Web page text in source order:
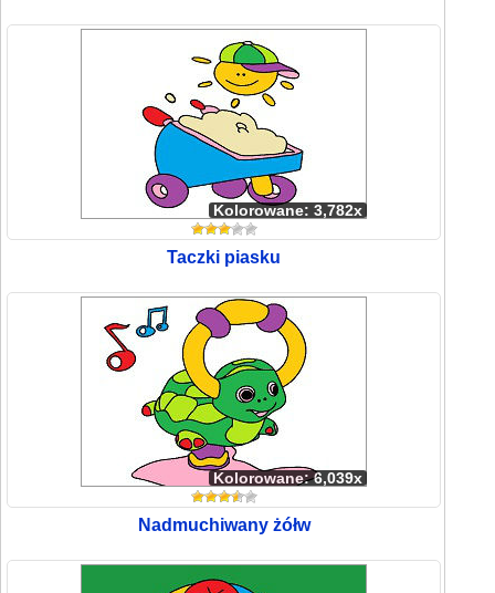
Kolorowane: 3,782x
Taczki piasku
Kolorowane: 6,039x
Nadmuchiwany żółw